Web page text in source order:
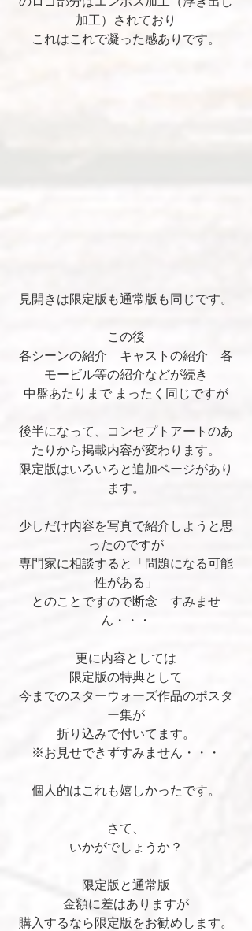
加工）されており
これはこれで凝った感ありです。
見開きは限定版も通常版も同じです。
この後
各シーンの紹介　キャストの紹介　各
モービル等の紹介などが続き
中盤あたりまで まったく同じですが
後半になって、コンセプトアートのあ
たりから掲載内容が変わります。
限定版はいろいろと追加ページがあり
ます。
少しだけ内容を写真で紹介しようと思
ったのですが
専門家に相談すると「問題になる可能
性がある」
とのことですので断念　すみませ
ん・・・
更に内容としては
限定版の特典として
今までのスターウォーズ作品のポスタ
ー集が
折り込みで付いてます。
※お見せできずすみません・・・
個人的はこれも嬉しかったです。
さて、
いかがでしょうか？
限定版と通常版
金額に差はありますが
購入するなら限定版をお勧めします。